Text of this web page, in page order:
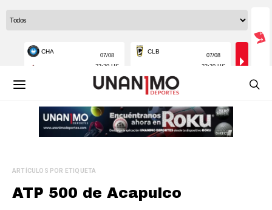
ARTÍCULOS POR ETIQUETA
ATP 500 de Acapulco